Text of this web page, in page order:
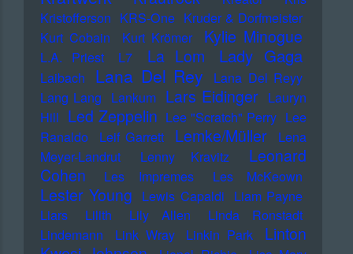
Kristofferson KRS-One Kruder & Dorfmeister
Kurt Cobain
Kurt Krömer Kylie Minogue
L.A. Priest L7 La Lom Lady Gaga
Laibach Lana Del Rey
Lana Del Reyy
Lang Lang Lankum Lars Eidinger Lauryn
Hill Led Zeppelin Lee "Scratch" Perry Lee
Ranaldo
Leif Garrett Lemke/Müller
Lena
Meyer-Landrut
Lenny Kravitz
Leonard
Cohen
Les Impremes Les McKeown
Lester Young Lewis Capaldi Liam Payne
Liars
Lilith Lily Allen
Linda Ronstadt
Lindemann
Link Wray Linkin Park
Linton